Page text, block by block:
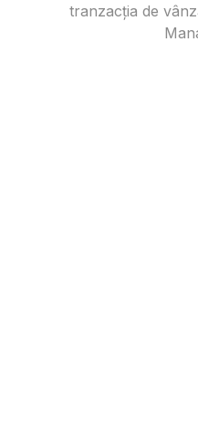
tranzacția de